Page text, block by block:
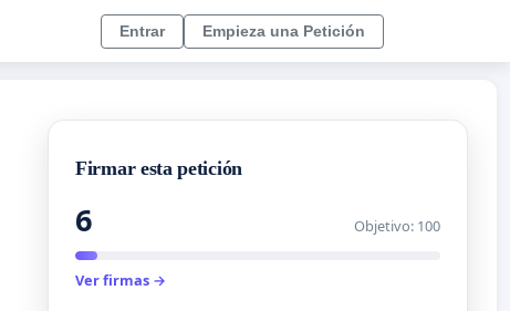
Entrar Empieza una Petición
Firmar esta petición
6 Objetivo: 100
Ver firmas →